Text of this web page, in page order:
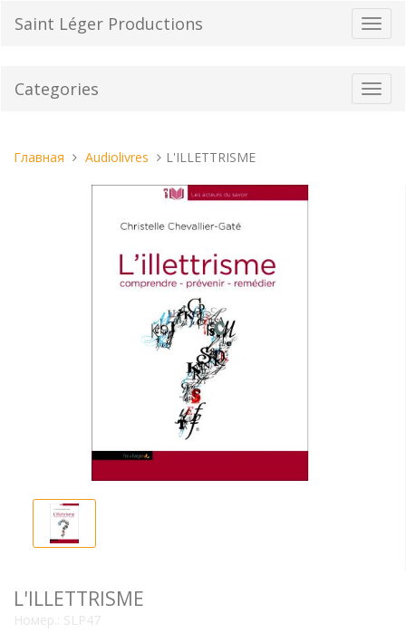
Saint Léger Productions
Categories
Вы
Главная Audiolivres L'ILLETTRISME
L'ILLETTRISME
Номер.: SLP47